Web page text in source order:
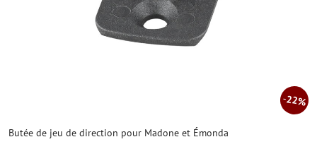
22%
Butée de jeu de direction pour Madone et Émonda